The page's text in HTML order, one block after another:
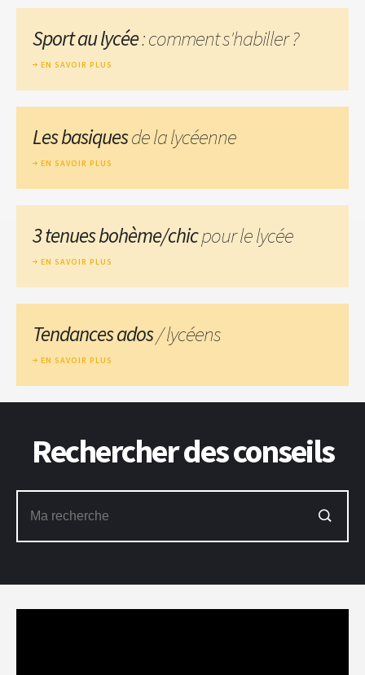
Sport au lycée: comment s'habiller ?
EN SAVOIR PLUS
Les basiquesde la lycéenne
EN SAVOIR PLUS
3 tenues bohème/chicpour le lycée
EN SAVOIR PLUS
Tendances ados/ lycéens
EN SAVOIR PLUS
Rechercher des conseils